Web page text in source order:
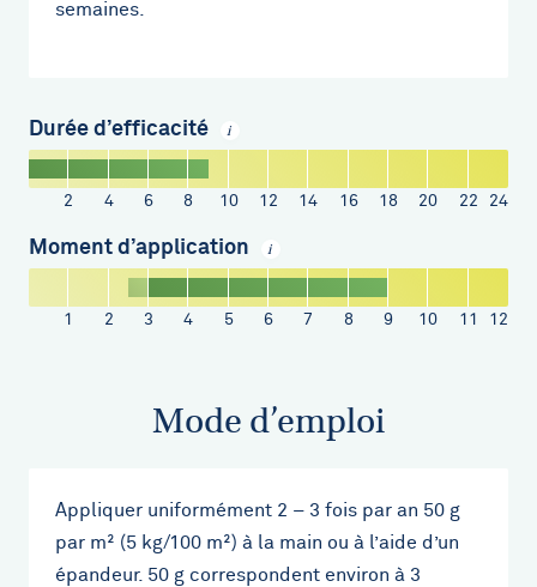
semaines.
Durée d’efficacité i
2 4 6 8 10 12 14 16 18 20 22 24
Moment d’application i
1 2 3 4 5 6 7 8 9 10 11 12
Mode d’emploi
Appliquer uniformément 2 – 3 fois par an 50 g
par m² (5 kg/100 m²) à la main ou à l’aide d’un
épandeur. 50 g correspondent environ à 3